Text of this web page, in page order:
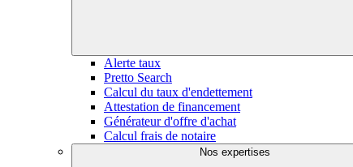
Alerte taux
Pretto Search
Calcul du taux d'endettement
Attestation de financement
Générateur d'offre d'achat
Calcul frais de notaire
Nos expertises